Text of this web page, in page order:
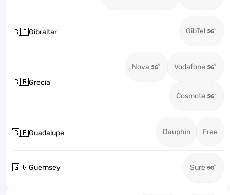
🇬🇮Gibraltar GibTel
🇬🇷Grecia
Nova Vodafone
Cosmote
🇬🇵Guadalupe Dauphin Free
🇬🇬Guernsey Sure